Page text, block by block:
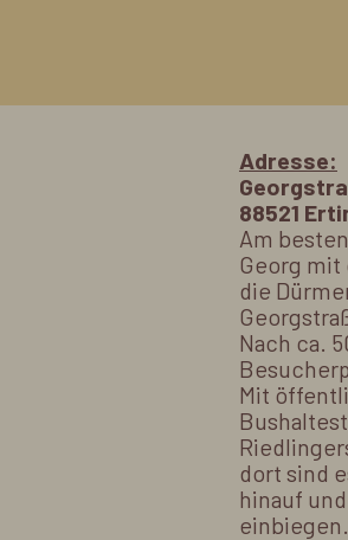
Adresse:
88521
Am
Georg mit
die
Nach ca.
Mit
dort sind
hinauf
einbiegen.